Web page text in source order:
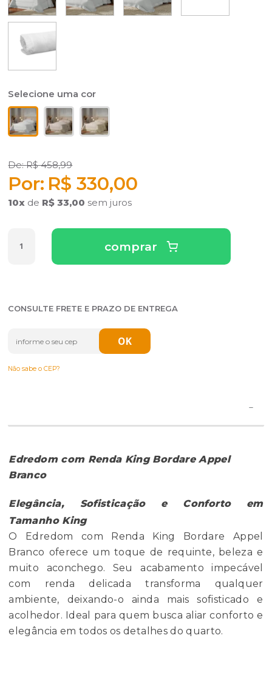
R$ 458,99
R$ 330,00
10x de R$ 33,00 sem juros
comprar
CONSULTE FRETE E PRAZO DE ENTREGA
Não sabe o CEP?
Edredom com Renda King Bordare Appel
Branco
Elegância, Sofisticação e Conforto em
Tamanho King
O Edredom com Renda King Bordare Appel
Branco oferece um toque de requinte, beleza e
muito aconchego. Seu acabamento impecável
com renda delicada transforma qualquer
ambiente, deixando-o ainda mais sofisticado e
acolhedor. Ideal para quem busca aliar conforto e
elegância em todos os detalhes do quarto.